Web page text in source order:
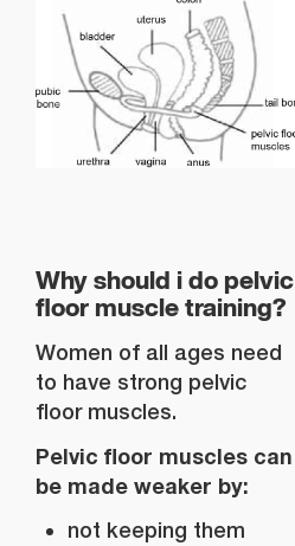
Why should i do pelvic
floor muscle training?
Women of all ages need
to have strong pelvic
floor muscles.
Pelvic floor muscles can
be made weaker by:
not keeping them